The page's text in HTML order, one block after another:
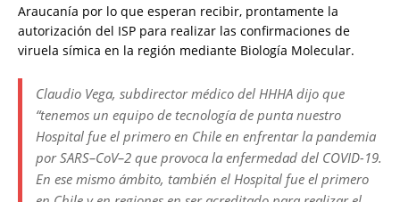
Araucanía por lo que esperan recibir, prontamente la
autorización del ISP para realizar las confirmaciones de
viruela símica en la región mediante Biología Molecular.
Claudio Vega, subdirector médico del HHHA dijo que
“tenemos un equipo de tecnología de punta nuestro
Hospital fue el primero en Chile en enfrentar la pandemia
por SARS–CoV–2 que provoca la enfermedad del COVID-19.
En ese mismo ámbito, también el Hospital fue el primero